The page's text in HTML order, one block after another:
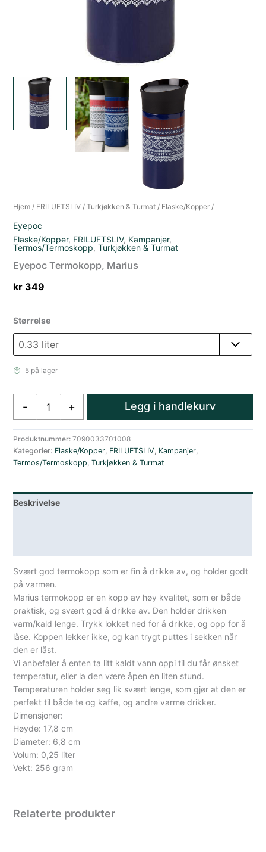
Hjem / FRILUFTSLIV /Turkjøkken & Turmat / Flaske/Kopper /
Eyepoc
Flaske/Kopper, FRILUFTSLIV, Kampanjer,
Termos/Termoskopp,Turkjøkken & Turmat
Eyepoc Termokopp, Marius
kr 349
Størrelse
5 på lager
-
Termokopp,
antall
+ Legg i handlekurv
Produktnummer:7090033701008
Kategorier: Flaske/Kopper, FRILUFTSLIV, Kampanjer,
Termos/Termoskopp,Turkjøkken & Turmat
Beskrivelse
Svært god termokopp som er fin å drikke av, og holder godt
på varmen.
Marius termokopp er en kopp av høy kvalitet, som er både
praktisk, og svært god å drikke av. Den holder drikken
varm/kald lenge. Trykk lokket ned for å drikke, og opp for å
låse. Koppen lekker ikke, og kan trygt puttes i sekken når
den er låst.
Vi anbefaler å enten ta litt kaldt vann oppi til du får ønsket
temperatur, eller la den være åpen en liten stund.
Temperaturen holder seg lik svært lenge, som gjør at den er
perfekt til både te og kaffe, og andre varme drikker.
Dimensjoner:
Høyde: 17,8 cm
Diameter: 6,8 cm
Volum: 0,25 liter
Vekt: 256 gram
Relaterte produkter